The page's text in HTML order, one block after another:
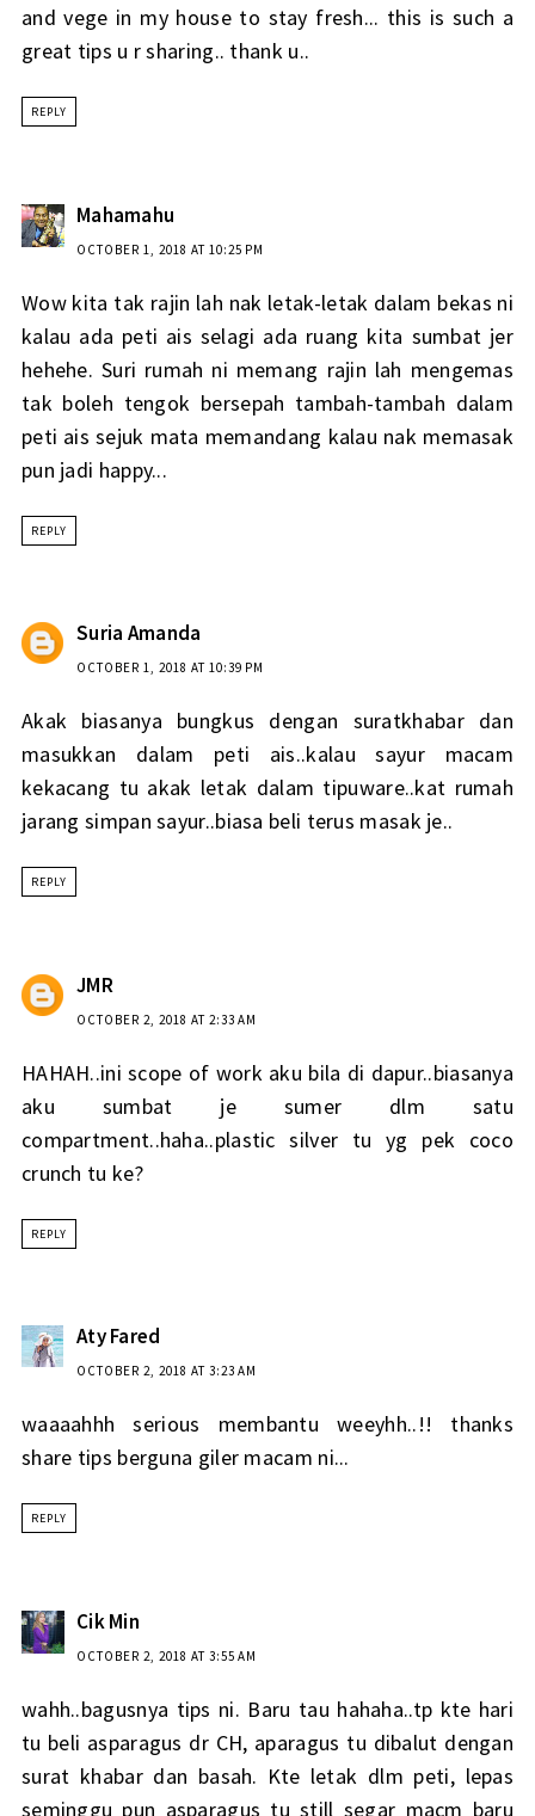
and vege in my house to stay fresh... this is such a
great tips u r sharing.. thank u..
REPLY
Mahamahu
OCTOBER 1, 2018 AT 10:25 PM
Wow kita tak rajin lah nak letak-letak dalam bekas ni
kalau ada peti ais selagi ada ruang kita sumbat jer
hehehe. Suri rumah ni memang rajin lah mengemas
tak boleh tengok bersepah tambah-tambah dalam
peti ais sejuk mata memandang kalau nak memasak
pun jadi happy...
REPLY
Suria Amanda
OCTOBER 1, 2018 AT 10:39 PM
Akak biasanya bungkus dengan suratkhabar dan
masukkan dalam peti ais..kalau sayur macam
kekacang tu akak letak dalam tipuware..kat rumah
jarang simpan sayur..biasa beli terus masak je..
REPLY
JMR
OCTOBER 2, 2018 AT 2:33 AM
HAHAH..ini scope of work aku bila di dapur..biasanya
aku sumbat je sumer dlm satu
compartment..haha..plastic silver tu yg pek coco
crunch tu ke?
REPLY
Aty Fared
OCTOBER 2, 2018 AT 3:23 AM
waaaahhh serious membantu weeyhh..!! thanks
share tips berguna giler macam ni...
REPLY
Cik Min
OCTOBER 2, 2018 AT 3:55 AM
wahh..bagusnya tips ni. Baru tau hahaha..tp kte hari
tu beli asparagus dr CH, aparagus tu dibalut dengan
surat khabar dan basah. Kte letak dlm peti, lepas
seminggu pun asparagus tu still segar macm baru